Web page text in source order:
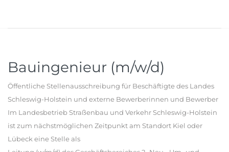
Bauingenieur (m/w/d)
Öffentliche Stellenausschreibung für Beschäftigte des Landes
Schleswig-Holstein und externe Bewerberinnen und Bewerber
Im Landesbetrieb Straßenbau und Verkehr Schleswig-Holstein
ist zum nächstmöglichen Zeitpunkt am Standort Kiel oder
Lübeck eine Stelle als